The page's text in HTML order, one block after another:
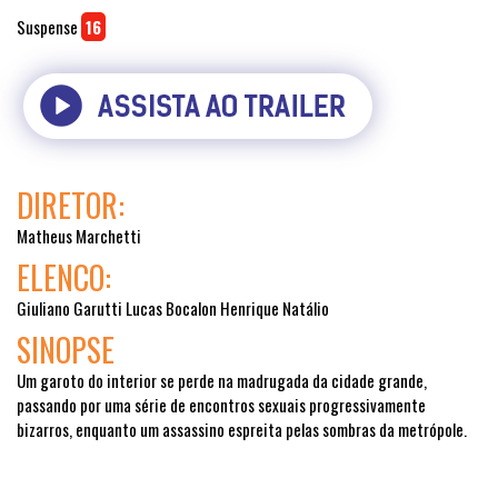
Suspense 16
DIRETOR:
Matheus Marchetti
ELENCO:
Giuliano Garutti Lucas Bocalon Henrique Natálio
SINOPSE
Um garoto do interior se perde na madrugada da cidade grande,
passando por uma série de encontros sexuais progressivamente
bizarros, enquanto um assassino espreita pelas sombras da metrópole.